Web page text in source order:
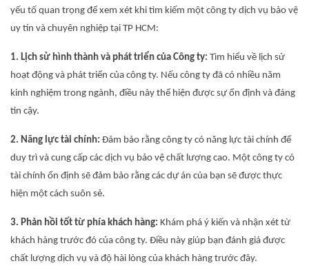
yếu tố quan trọng để xem xét khi tìm kiếm một công ty dịch vụ bảo vệ
uy tín và chuyên nghiệp tại TP HCM:
1. Lịch sử hình thành và phát triển của Công ty: Tìm hiểu về lịch sử
hoạt động và phát triển của công ty. Nếu công ty đã có nhiều năm
kinh nghiệm trong ngành, điều này thể hiện được sự ổn định và đáng
tin cậy.
2. Năng lực tài chính: Đảm bảo rằng công ty có năng lực tài chính để
duy trì và cung cấp các dịch vụ bảo vệ chất lượng cao. Một công ty có
tài chính ổn định sẽ đảm bảo rằng các dự án của bạn sẽ được thực
hiện một cách suôn sẻ.
3. Phản hồi tốt từ phía khách hàng: Khám phá ý kiến và nhận xét từ
khách hàng trước đó của công ty. Điều này giúp bạn đánh giá được
chất lượng dịch vụ và độ hài lòng của khách hàng trước đây.